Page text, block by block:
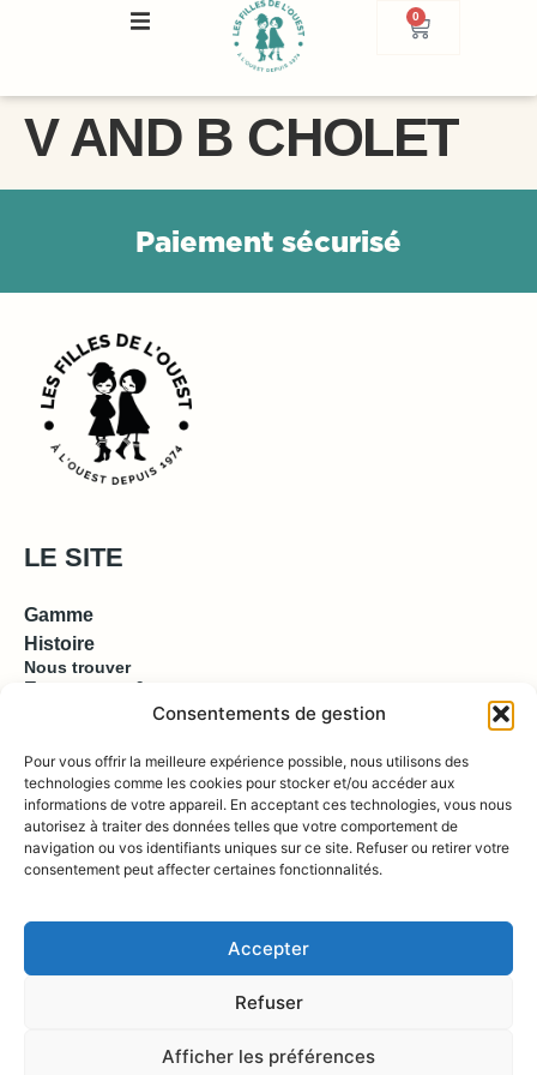
Consentements de gestion
Pour vous offrir la meilleure expérience possible, nous utilisons des
technologies comme les cookies pour stocker et/ou accéder aux
informations de votre appareil. En acceptant ces technologies, vous nous
autorisez à traiter des données telles que votre comportement de
navigation ou vos identifiants uniques sur ce site. Refuser ou retirer votre
consentement peut affecter certaines fonctionnalités.
Accepter
Refuser
Afficher les préférences
0
V AND B CHOLET
Paiement sécurisé
LE SITE
Gamme
Histoire
Nous trouver
Espace pro & presse
EN SAVOIR PLUS
Contact
Compte
Boutique